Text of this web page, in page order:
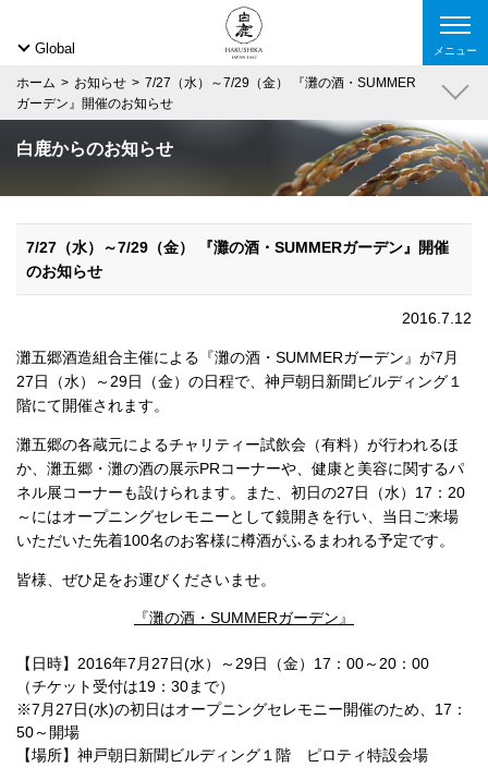
メニュー
Global
ホーム お知らせ
7/27（水）～7/29（金） 『灘の酒・SUMMER
ガーデン』開催のお知らせ
白鹿からのお知らせ
7/27（水）～7/29（金） 『灘の酒・SUMMERガーデン』開催
のお知らせ
2016.7.12
灘五郷酒造組合主催による『灘の酒・SUMMERガーデン』が7月
27日（水）～29日（金）の日程で、神戸朝日新聞ビルディング１
階にて開催されます。
灘五郷の各蔵元によるチャリティー試飲会（有料）が行われるほ
か、灘五郷・灘の酒の展示PRコーナーや、健康と美容に関するパ
ネル展コーナーも設けられます。また、初日の27日（水）17：20
～にはオープニングセレモニーとして鏡開きを行い、当日ご来場
いただいた先着100名のお客様に樽酒がふるまわれる予定です。
皆様、ぜひ足をお運びくださいませ。
『灘の酒・SUMMERガーデン』
【日時】2016年7月27日(水）～29日（金）17：00～20：00
（チケット受付は19：30まで）
※7月27日(水)の初日はオープニングセレモニー開催のため、17：
50～開場
【場所】神戸朝日新聞ビルディング１階 ピロティ特設会場